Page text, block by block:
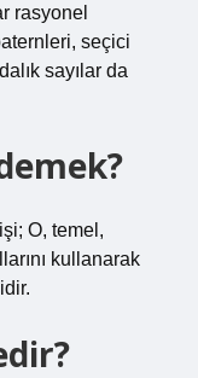
rasyonel
seçici
sayılar da
O, temel,
kullanarak